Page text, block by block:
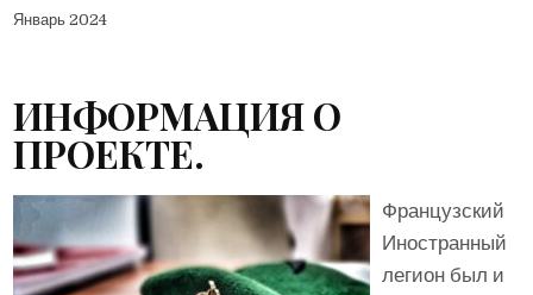
Январь 2024
ИНФОРМАЦИЯ О
ПРОЕКТЕ.
Французский
Иностранный
легион был и